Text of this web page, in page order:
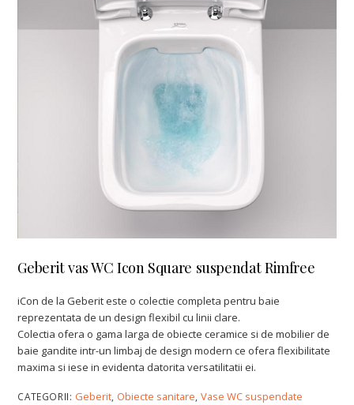
Geberit vas WC Icon Square suspendat Rimfree
iCon de la Geberit este o colectie completa pentru baie
reprezentata de un design flexibil cu linii clare.
Colectia ofera o gama larga de obiecte ceramice si de mobilier de
baie gandite intr-un limbaj de design modern ce ofera flexibilitate
maxima si iese in evidenta datorita versatilitatii ei.
CATEGORII: Geberit, Obiecte sanitare,Vase WC suspendate